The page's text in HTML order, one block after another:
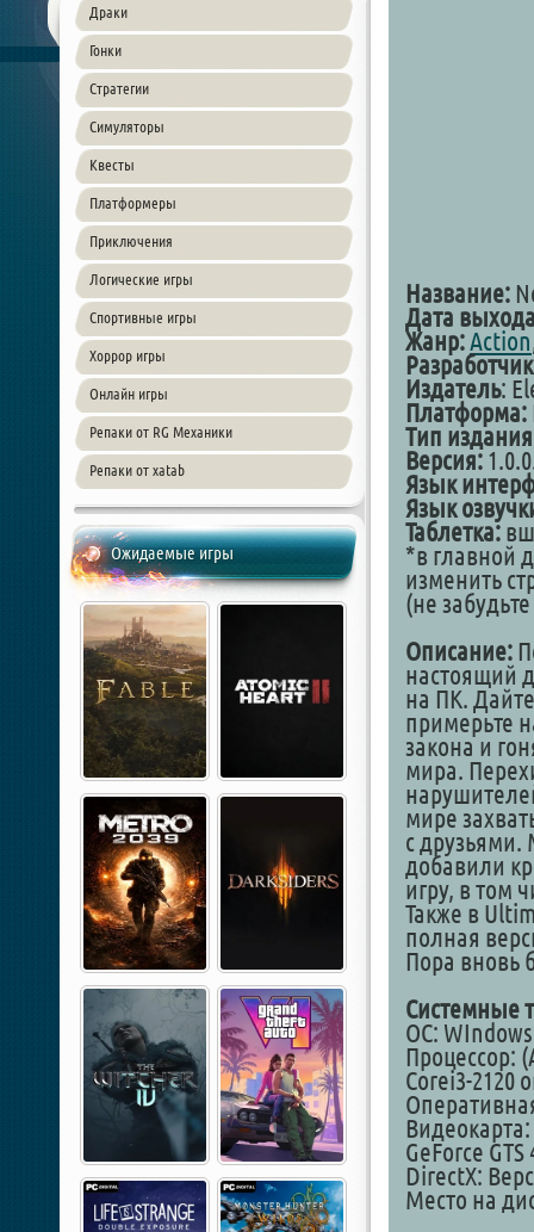
Драки
Гонки
Стратегии
Симуляторы
Квесты
Платформеры
Приключения
Логические игры
Спортивные игры
Хоррор игры
Онлайн игры
Репаки от RG Механики
Репаки от xatab
Ожидаемые игры
Название:
Дата
Жанр:Action
Издатель:
Платформа:
Тип издания
Версия:
Язык
Язык
Таблетка:
*в главной
изменить
(не
Описание:
настоящий
на ПК.
примерьте
закона и
мира.
мире
с
добавили
игру, в том
Также в
полная
Пора вновь
Системные
ОС:
Процессор:
Corei3-2120
GeForce
DirectX:
Место на